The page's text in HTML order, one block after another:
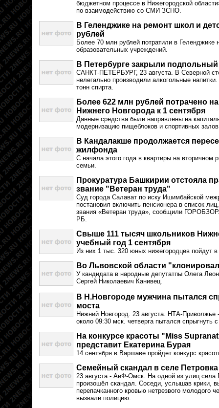
бюджетном процессе в Нижегородской
по взаимодействию со СМИ ЗСНО.
В Геленджике на ремонт школ и
рублей
Более 70 млн рублей потратили в Геленджике
образовательных учреждений.
В Петербурге закрыли
САНКТ-ПЕТЕРБУРГ, 23 августа. В Северной
нелегально производили алкогольные
тонн спирта.
Более 622 млн рублей потрачено
Нижнего Новгорода к 1 сентября
Данные средства были направлены на
модернизацию пищеблоков и спортивных
В Кандалакше продолжается
жилфонда
С начала этого года в квартиры на вторичном
семьи.
Прокуратура Башкирии отстояла
звание "Ветеран труда"
Суд города Салават по иску Ишимбайской
постановил включить пенсионера в список
звания «Ветеран труда», сообщили
РБ.
Свыше 111 тысяч школьников
учебный год 1 сентября
Из них 1 тыс. 320 юных нижегородцев пойдут
Во Львовской области
У кандидата в народные депутатпы Олега
Сергей Николаевич Канивец.
В Н.Новгороде мужчина пытался
моста
Нижний Новгород. 23 августа. НТА-
около 09:30 мск. четверга пытался спрыгнуть
На конкурсе красоты "Miss
представит Екатерина Бурая
14 сентября в Варшаве пройдет конкурс
Семейный скандал в селе
23 августа - АиФ-Омск. На одной из улиц села
произошёл скандал. Соседи, услышав крики,
перепачканного кровью нетрезвого молодого
вызвали полицию.